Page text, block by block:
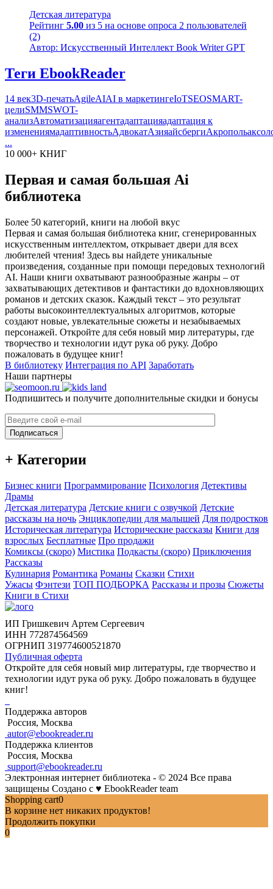
Детская литература
Рейтинг 5.00 из 5 на основе опроса 2 пользователей
(2)
Автор: Искусственный Интеллект Book Writer GPT
Теги EbookReader
14 век3D-печатьAgileAIAI в маркетингеIoTSEOSMART-
целиSMMSWOT-
анализАвтоматизацияагентадаптацияадаптация к
изменениямадаптивностьАдвокатАзияайсбергиАкрополь
...
10 000+ КНИГ
Первая и самая большая Ai
библиотека
Более 50 категорий, книги на любой вкус
Первая и самая большая библиотека книг, сгенерированных
искусственным интеллектом, открывает двери для всех
любителей чтения! Здесь вы найдете уникальные
произведения, созданные при помощи передовых технологий
AI. Наши книги охватывают разнообразные жанры – от
захватывающих детективов и фантастики до вдохновляющих
романов и детских сказок. Каждый текст – это результат
работы высокоинтеллектуальных алгоритмов, которые
создают новые, увлекательные сюжеты и незабываемых
персонажей. Откройте для себя новый мир литературы, где
творчество и технологии идут рука об руку. Добро
пожаловать в будущее книг!
В библиотеку Интеграция по API Заработать
Наши партнеры
Подпишитесь и получите дополнительные скидки и бонусы
Подписаться
+ Категории
Бизнес книги Программирование Психология Детективы
Драмы
Детская литература Детские книги с озвучкой Детские
рассказы на ночь Энциклопедии для малышей Для подростков
Историческая литература Исторические рассказы Книги для
взрослых Бесплатные Про продажи
Комиксы (скоро) Мистика Подкасты (скоро) Приключения
Рассказы
Кулинария Романтика Романы Сказки Стихи
Ужасы Фэнтези ТОП ПОДБОРКА Рассказы и прозы Сюжеты
Книги в Стихи
ИП Гришкевич Артем Сергеевич
ИНН 772874564569
ОГРНИП 319774600521870
Публичная оферта
Откройте для себя новый мир литературы, где творчество и
технологии идут рука об руку. Добро пожаловать в будущее
книг!
Поддержка авторов
Россия, Москва
autor@ebookreader.ru
Поддержка клиентов
Россия, Москва
support@ebookreader.ru
Электронная интернет библиотека - © 2024 Все права
защищены Создано с ♥ EbookReader team
Shopping cart0
В корзине нет никаких продуктов!
Продолжить покупки
0